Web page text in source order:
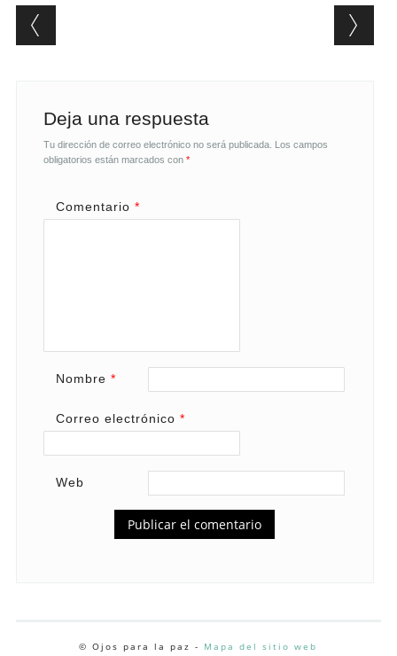
Post navigation
Deja una respuesta
Tu dirección de correo electrónico no será publicada. Los campos
obligatorios están marcados con *
Comentario *
Nombre *
Correo electrónico *
Web
© Ojos para la paz - Mapa del sitio web